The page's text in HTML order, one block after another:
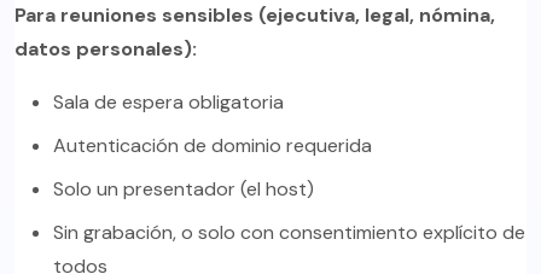
Para reuniones sensibles (ejecutiva, legal, nómina,
datos personales):
Sala de espera obligatoria
Autenticación de dominio requerida
Solo un presentador (el host)
Sin grabación, o solo con consentimiento explícito de
todos